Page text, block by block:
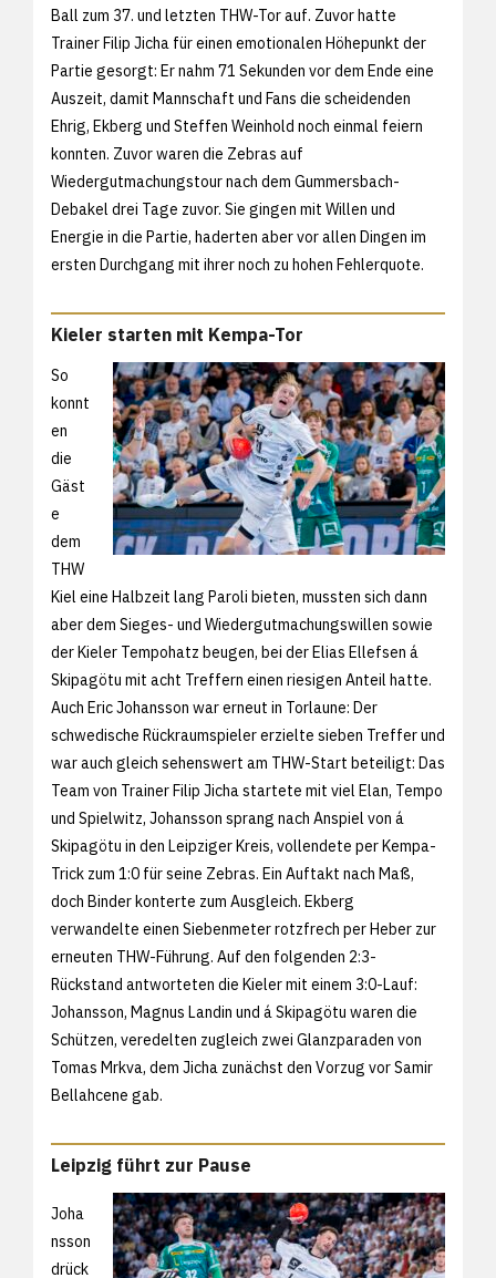
Ball zum 37. und letzten THW-Tor auf. Zuvor hatte
Trainer Filip Jicha für einen emotionalen Höhepunkt der
Partie gesorgt: Er nahm 71 Sekunden vor dem Ende eine
Auszeit, damit Mannschaft und Fans die scheidenden
Ehrig, Ekberg und Steffen Weinhold noch einmal feiern
konnten. Zuvor waren die Zebras auf
Wiedergutmachungstour nach dem Gummersbach-
Debakel drei Tage zuvor. Sie gingen mit Willen und
Energie in die Partie, haderten aber vor allen Dingen im
ersten Durchgang mit ihrer noch zu hohen Fehlerquote.
Kieler starten mit Kempa-Tor
So
konnt
en
die
Gäst
e
dem
THW
Kiel eine Halbzeit lang Paroli bieten, mussten sich dann
aber dem Sieges- und Wiedergutmachungswillen sowie
der Kieler Tempohatz beugen, bei der Elias Ellefsen á
Skipagötu mit acht Treffern einen riesigen Anteil hatte.
Auch Eric Johansson war erneut in Torlaune: Der
schwedische Rückraumspieler erzielte sieben Treffer und
war auch gleich sehenswert am THW-Start beteiligt: Das
Team von Trainer Filip Jicha startete mit viel Elan, Tempo
und Spielwitz, Johansson sprang nach Anspiel von á
Skipagötu in den Leipziger Kreis, vollendete per Kempa-
Trick zum 1:0 für seine Zebras. Ein Auftakt nach Maß,
doch Binder konterte zum Ausgleich. Ekberg
verwandelte einen Siebenmeter rotzfrech per Heber zur
erneuten THW-Führung. Auf den folgenden 2:3-
Rückstand antworteten die Kieler mit einem 3:0-Lauf:
Johansson, Magnus Landin und á Skipagötu waren die
Schützen, veredelten zugleich zwei Glanzparaden von
Tomas Mrkva, dem Jicha zunächst den Vorzug vor Samir
Bellahcene gab.
Leipzig führt zur Pause
Joha
nsson
drück